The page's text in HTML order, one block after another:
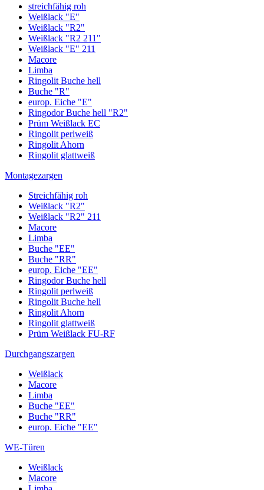
streichfähig roh
Weißlack "E"
Weißlack "R2"
Weißlack "R2 211"
Weißlack "E" 211
Macore
Limba
Ringolit Buche hell
Buche "R"
europ. Eiche "E"
Ringodor Buche hell "R2"
Prüm Weißlack EC
Ringolit perlweiß
Ringolit Ahorn
Ringolit glattweiß
Montagezargen
Streichfähig roh
Weißlack "R2"
Weißlack "R2" 211
Macore
Limba
Buche "EE"
Buche "RR"
europ. Eiche "EE"
Ringodor Buche hell
Ringolit perlweiß
Ringolit Buche hell
Ringolit Ahorn
Ringolit glattweiß
Prüm Weißlack FU-RF
Durchgangszargen
Weißlack
Macore
Limba
Buche "EE"
Buche "RR"
europ. Eiche "EE"
WE-Türen
Weißlack
Macore